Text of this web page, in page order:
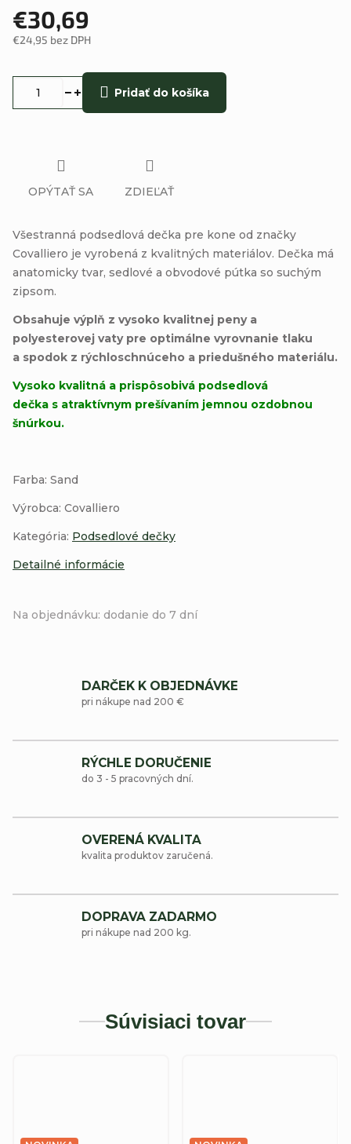
€30,69
€24,95 bez DPH
Na objednávku: dodanie do 7 dní
Pridať do košíka
Všestranná podsedlová dečka pre kone od značky
Covalliero je vyrobená z kvalitných materiálov. Dečka má
anatomicky tvar, sedlové a obvodové pútka so suchým
zipsom.
Obsahuje výplň z vysoko kvalitnej peny a
polyesterovej vaty pre optimálne vyrovnanie tlaku
a spodok z rýchloschnúceho a priedušného materiálu.
Vysoko kvalitná a prispôsobivá podsedlová
dečka s atraktívnym prešívaním jemnou ozdobnou
šnúrkou.
Farba: Sand
Výrobca: Covalliero
Kategória: Podsedlové dečky
Detailné informácie
OPÝTAŤ SA ZDIEĽAŤ
DARČEK K OBJEDNÁVKE
pri nákupe nad 200 €
RÝCHLE DORUČENIE
do 3 - 5 pracovných dní.
OVERENÁ KVALITA
kvalita produktov zaručená.
DOPRAVA ZADARMO
pri nákupe nad 200 kg.
Súvisiaci tovar